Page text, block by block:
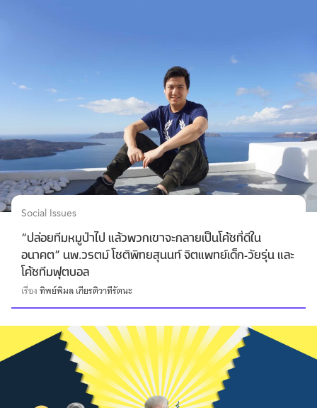
Social Issues
“ปล่อยทีมหมูป่าไป แล้วพวกเขาจะกลายเป็นโค้ชที่ดีใน
อนาคต” นพ.วรตม์ โชติพิทยสุนนท์ จิตแพทย์เด็ก-วัยรุ่น และ
โค้ชทีมฟุตบอล
เรื่องทิพย์พิมล เกียรติวาทีรัตนะ